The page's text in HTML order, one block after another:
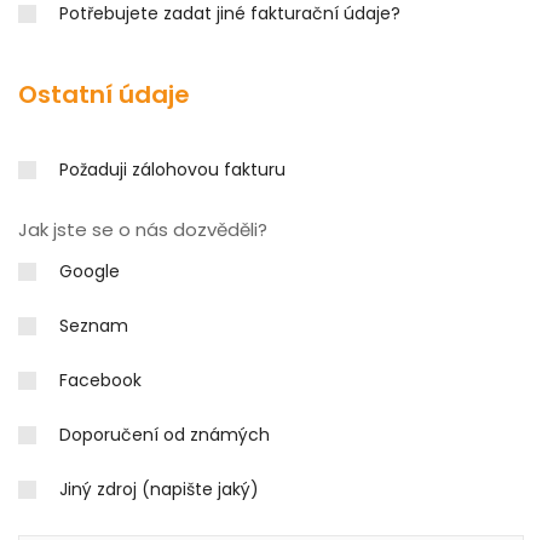
Potřebujete zadat jiné fakturační údaje?
Ostatní údaje
Požaduji zálohovou fakturu
Jak jste se o nás dozvěděli?
Google
Seznam
Facebook
Doporučení od známých
Jiný zdroj (napište jaký)